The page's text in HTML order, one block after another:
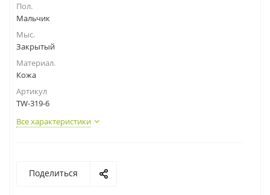
Пол.
Мальчик
Мыс.
Закрытый
Материал.
Кожа
Артикул
TW-319-6
Все характеристики
Поделиться